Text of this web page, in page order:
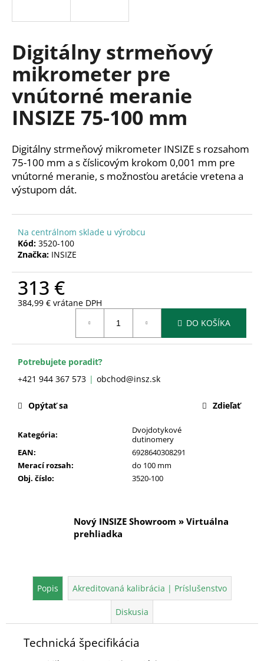
Digitálny strmeňový
mikrometer pre
vnútorné meranie
INSIZE 75-100 mm
Digitálny strmeňový mikrometer INSIZE s rozsahom
75-100 mm a s číslicovým krokom 0,001 mm pre
vnútorné meranie, s možnosťou aretácie vretena a
výstupom dát.
Na centrálnom sklade u výrobcu
Kód: 3520-100
Značka: INSIZE
313 €
384,99 € vrátane DPH
DO KOŠÍKA
Potrebujete poradiť?
+421 944 367 573
obchod@insz.sk
Kategória:
Dvojdotykové
dutinomery
EAN:
6928640308291
Merací rozsah:
do 100 mm
Obj. číslo: 3520-100
Opýtať sa Zdieľať
Nový INSIZE Showroom » Virtuálna
prehliadka
Popis Akreditovaná kalibrácia | Príslušenstvo
Diskusia
Technická špecifikácia
s
ť
?
O
p
o
ú
a
m
e